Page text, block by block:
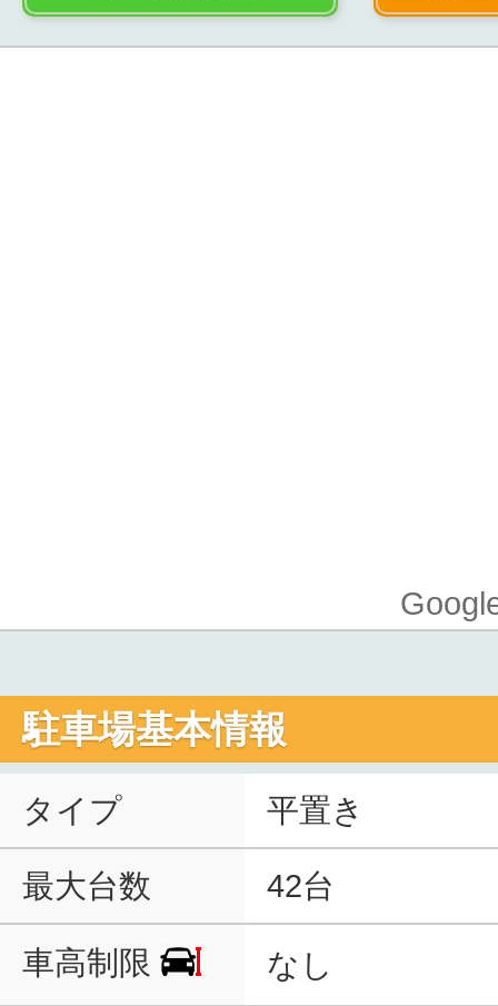
駐車場基本情報
タイプ 平置き
最大台数 42台
車高制限 なし